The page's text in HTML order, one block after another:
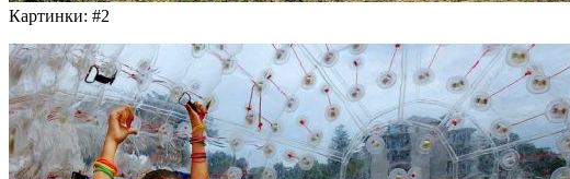
Картинки: #2